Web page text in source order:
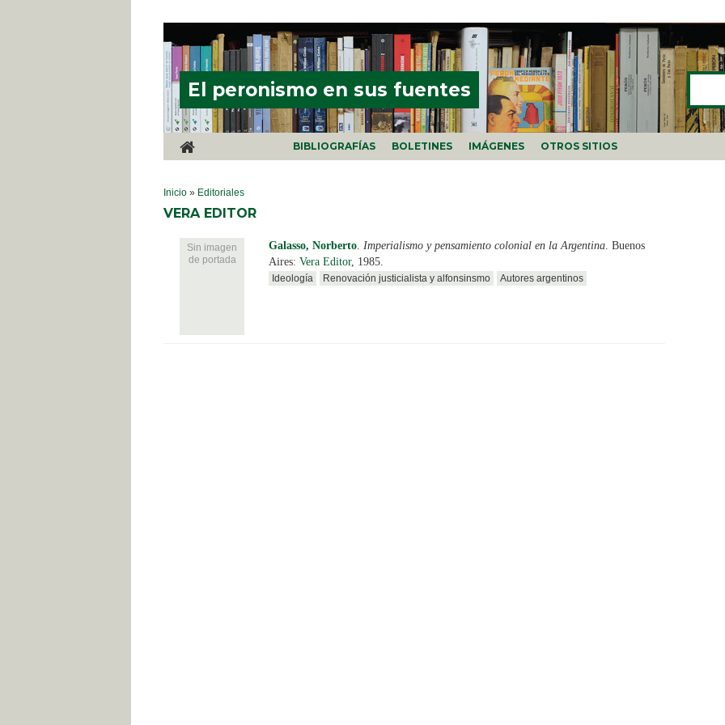
El peronismo en sus fuentes
Buscar
BIBLIOGRAFÍAS BOLETINES IMÁGENES OTROS SITIOS
SE ENCUENTRA USTED AQUÍ
Inicio » Editoriales
VERA EDITOR
Sin imagen
de portada
Galasso, Norberto. Imperialismo y pensamiento colonial en la Argentina. Buenos
Aires: Vera Editor, 1985.
Ideología Renovación justicialista y alfonsinsmo Autores argentinos